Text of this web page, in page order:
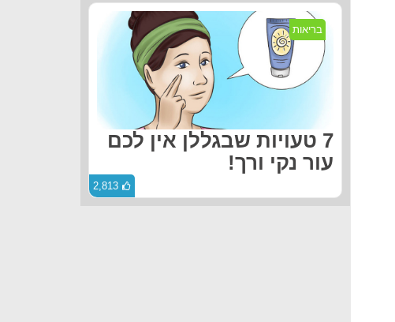
בריאות
7 טעויות שבגללן אין לכם
עור נקי ורך!
2,813